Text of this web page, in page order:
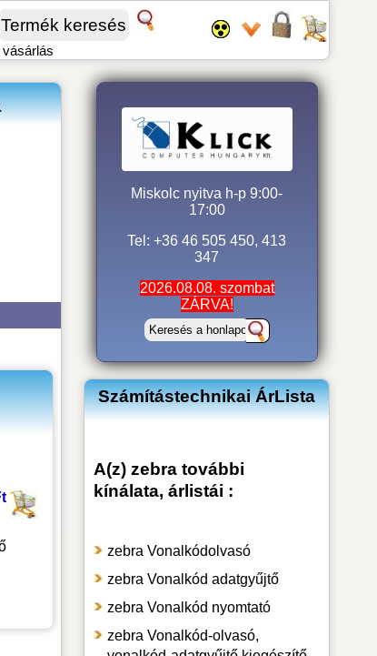
Miskolc nyitva h-p 9:00-
17:00
Tel: +36 46 505 450, 413
347
2026.08.08. szombat
ZÁRVA!
Számítástechnikai ÁrLista
A(z) zebra további
kínálata, árlistái :
zebra Vonalkódolvasó
zebra Vonalkód adatgyűjtő
zebra Vonalkód nyomtató
zebra Vonalkód-olvasó,